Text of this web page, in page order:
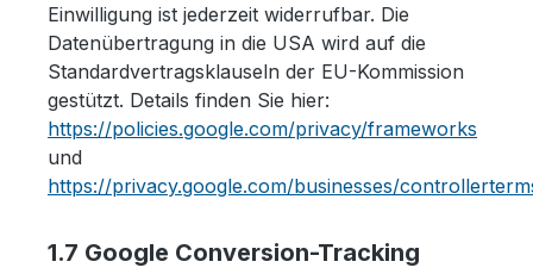
Einwilligung ist jederzeit widerrufbar. Die
Datenübertragung in die USA wird auf die
Standardvertragsklauseln der EU-Kommission
gestützt. Details finden Sie hier:
https://policies.google.com/privacy/frameworks
und
https://privacy.google.com/businesses/
1.7 Google Conversion-Tracking